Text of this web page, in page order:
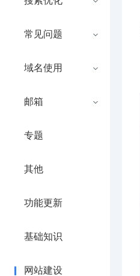
常见问题
域名使用
邮箱
专题
其他
功能更新
基础知识
网站建设